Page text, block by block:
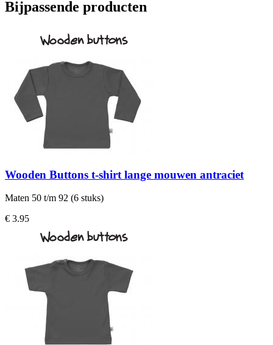
Bijpassende producten
Wooden Buttons t-shirt lange mouwen antraciet
Maten 50 t/m 92 (6 stuks)
€ 3.95